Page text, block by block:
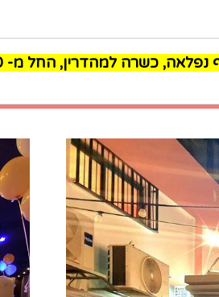
למהדרין, החל מ- 150 ש"ח לאדם בלבד !